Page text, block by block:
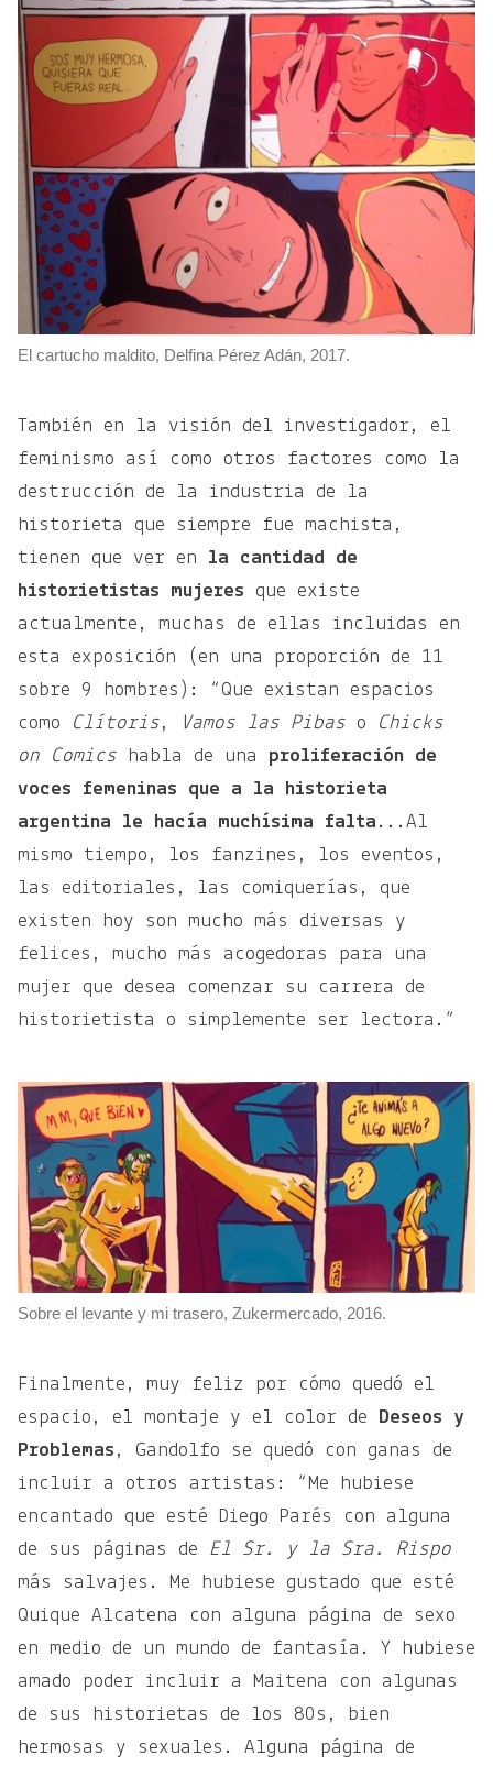
El cartucho maldito, Delfina Pérez Adán, 2017.
También en la visión del investigador, el
feminismo así como otros factores como la
destrucción de la industria de la
historieta que siempre fue machista,
tienen que ver en la cantidad de
historietistas mujeres que existe
actualmente, muchas de ellas incluidas en
esta exposición (en una proporción de 11
sobre 9 hombres): “Que existan espacios
como
Clítoris, Vamos las Pibas o
Chicks
on Comics habla de una proliferación de
voces femeninas que a la historieta
argentina le hacía muchísima falta...Al
mismo tiempo, los fanzines, los eventos,
las editoriales, las comiquerías, que
existen hoy son mucho más diversas y
felices, mucho más acogedoras para una
mujer que desea comenzar su carrera de
historietista o simplemente ser lectora.”
Sobre el levante y mi trasero, Zukermercado, 2016.
Finalmente, muy feliz por cómo quedó el
espacio, el montaje y el color de
Deseos y
Problemas , Gandolfo se quedó con ganas de
incluir a otros artistas: “Me hubiese
encantado que esté Diego Parés con alguna
de sus páginas de El Sr. y la Sra. Rispo
más salvajes. Me hubiese gustado que esté
Quique Alcatena con alguna página de sexo
en medio de un mundo de fantasía. Y hubiese
amado poder incluir a Maitena con algunas
de sus historietas de los 80s, bien
hermosas y sexuales. Alguna página de